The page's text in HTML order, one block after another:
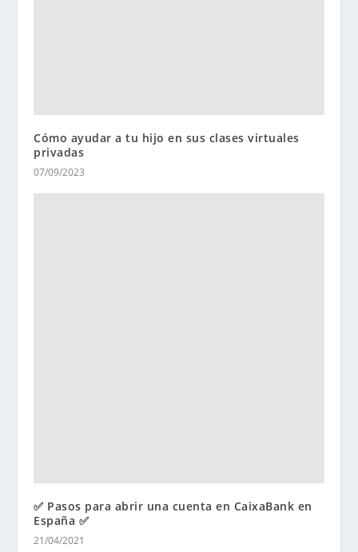
Cómo ayudar a tu hijo en sus clases virtuales
privadas
07/09/2023
✅ Pasos para abrir una cuenta en CaixaBank en
España ✅
21/04/2021